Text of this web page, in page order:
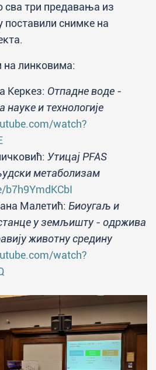
сва три предавања из
поставили снимке на
на линковима:
Керкез: Отпадне воде -
науке и технологије
watch?
Утицај PFAS
метаболизам
Малетић: Биоугаљ и
у земљишту - одржива
животну средину
watch?